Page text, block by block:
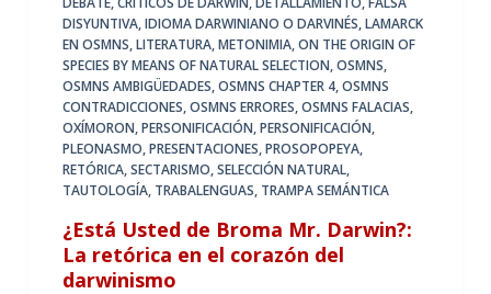
DISYUNTIVA,IDIOMA DARWINIANO O DARVINÉS,LAMARCK
EN OSMNS,LITERATURA,METONIMIA,ON THE ORIGIN OF
SPECIES BY MEANS OF NATURAL SELECTION,OSMNS,
OSMNS AMBIGÜEDADES,OSMNS CHAPTER 4,OSMNS
CONTRADICCIONES,OSMNS ERRORES,OSMNS FALACIAS,
OXÍMORON,PERSONIFICACIÓN,PERSONIFICACIÓN,
PLEONASMO,PRESENTACIONES,PROSOPOPEYA,
RETÓRICA,SECTARISMO,SELECCIÓN NATURAL,
TAUTOLOGÍA, TRABALENGUAS, TRAMPA SEMÁNTICA
¿Está Usted de Broma Mr. Darwin?:
La retórica en el corazón del
darwinismo